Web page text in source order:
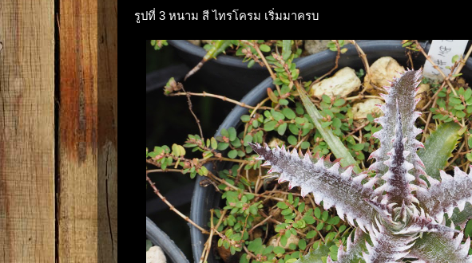
รูปที่ 3 หนาม สี ไทรโครม เริ่มมาครบ